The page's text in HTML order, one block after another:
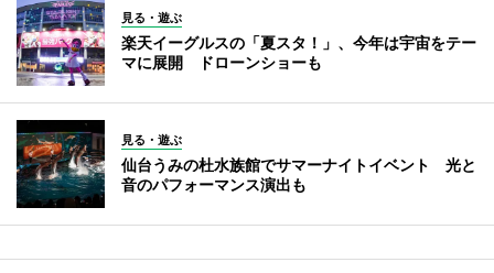
見る・遊ぶ
楽天イーグルスの「夏スタ！」、今年は宇宙をテー
マに展開 ドローンショーも
見る・遊ぶ
仙台うみの杜水族館でサマーナイトイベント 光と
音のパフォーマンス演出も